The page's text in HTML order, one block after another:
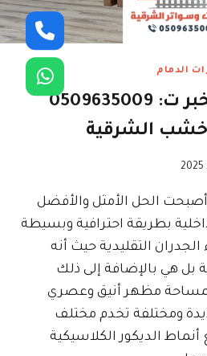
الدمام
حواجز بارتشن الخبر ت: 0509635009
الشرقية
أصبحت الحل الأمثل والأفضل
بطريقة احترافية وبسيطة
الجدران التقليدية حيث أنه
بل هي بالإضافة إلى ذلك
مظهر أنيق وعصري
ومختلفة تخدم مختلف
الديكور الكلاسيكية